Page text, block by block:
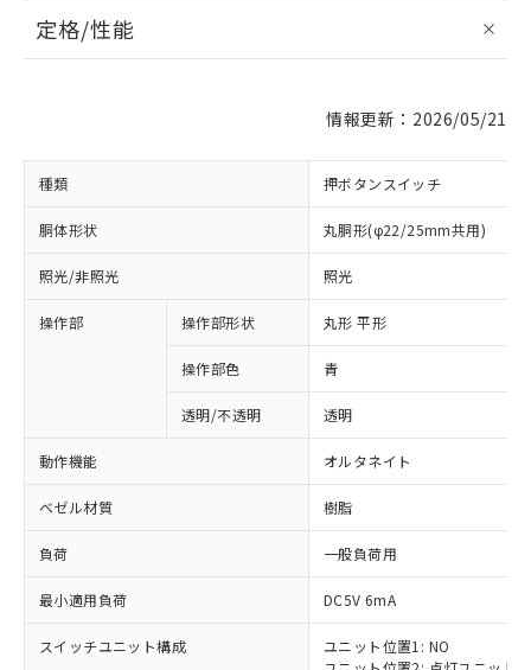
定格/性能
情報更新：2026/05/21
種類 押ボタンスイッチ
胴体形状 丸胴形(φ22/25mm共用)
照光/非照光 照光
操作部 操作部形状 丸形 平形
操作部色 青
透明/不透明 透明
動作機能 オルタネイト
ベゼル材質 樹脂
負荷 一般負荷用
最小適用負荷 DC5V 6mA
スイッチユニット構成
ユニット位置1: NO